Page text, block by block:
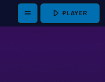
menu play_arrow PLAYER